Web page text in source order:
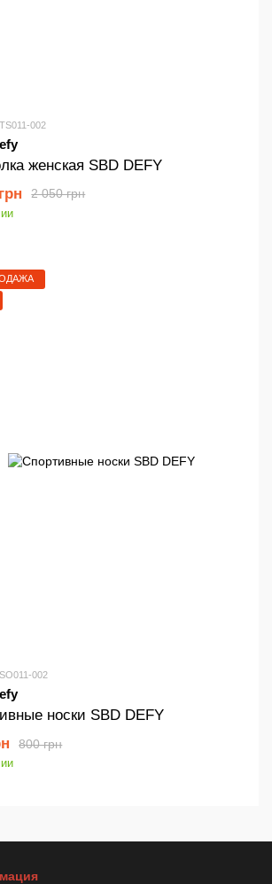
002
женская SBD DEFY
2 050 грн
002
носки SBD DEFY
800 грн